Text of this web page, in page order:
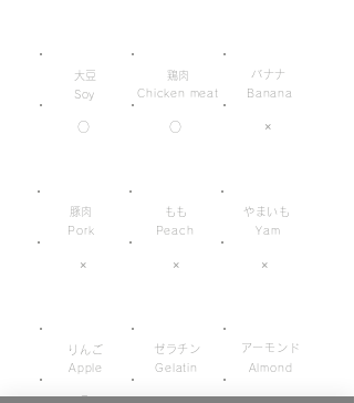
Soy
大豆
○
Chicken meat
鶏肉
○
Banana
バナナ
×
豚肉
Pork
×
もも
Peach
×
Yam
やまいも
×
Apple
りんご
Gelatin
ゼラチン
Almond
アーモンド